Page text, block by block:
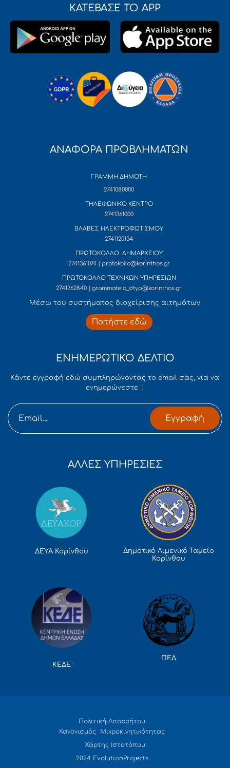
ΚΑΤΕΒΑΣΕ ΤΟ APP
ΑΝΑΦΟΡΑ ΠΡΟΒΛΗΜΑΤΩΝ
ΓΡΑΜΜΗ ΔΗΜΟΤΗ
2741080000
ΤΗΛΕΦΩΝΙΚΟ ΚΕΝΤΡΟ
2741361000
ΒΛΑΒΕΣ ΗΛΕΚΤΡΟΦΩΤΙΣΜΟΥ
2741120134
ΠΡΩΤΟΚΟΛΛΟ ΔΗΜΑΡΧΕΙΟΥ
2741361074 | protokollo@korinthos.gr
ΠΡΩΤΟΚΟΛΛΟ ΤΕΧΝΙΚΩΝ ΥΠΗΡΕΣΙΩΝ
2741362840 | grammateia_dtyp@korinthos.gr
Mέσω του συστήματος διαχείρισης αιτημάτων
Πατήστε εδώ
ΕΝΗΜΕΡΩΤΙΚΟ ΔΕΛΤΙΟ
Κάντε εγγραφή εδώ συμπληρώνοντας το email σας, για να
ενημερώνεστε !
Εγγραφή
ΑΛΛΕΣ ΥΠΗΡΕΣΙΕΣ
ΔΕΥΑ Κορίνθου
Δημοτικό Λιμενικό Ταμείο
Κορίνθου
ΚΕΔΕ
ΠΕΔ
Πολιτική Απορρήτου
Κανονισμός Μικροκινητικότητας
Χάρτης Ιστοτόπου
2024 EvolutionProjects